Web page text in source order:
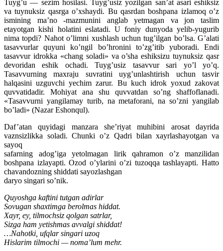
Tuyg’u — sezim hosilasi. Tuyg’usiz yozilgan san’at asari eshiksiz
va tuynuksiz qasrga o’xshaydi. Bu qasrdan boshpana izlamoq o’z
ismining ma’no -mazmunini anglab yetmagan va jon taslim
etayotgan kishi holatini eslatadi. U foniy dunyoda yelib-yugurib
nima topdi? Nahot o’limni xushlash uchun tug’ilgan bo’lsa. G’alati
tasavvurlar quyuni ko’ngil bo’hronini to’zg’itib yuboradi. Endi
tasavvur idrokka «chang soladi» va o’sha eshiksizu tuynuksiz qasr
devoridan eshik ochadi. Tuyg’usiz tasavvur sari yo’l yo’q.
Tasavvurning maxraju suvratini uyg’unlashtirish uchun tasvir
halqasini uzguvchi yechim zarur. Bu kuch idrok yoxud zakovat
quvvatidadir. Mohiyat ana shu quvvatdan so’ng shaffoflanadi.
«Tasavvurni yangilamay turib, na metaforani, na so’zni yangilab
bo’ladi» (Nazar Eshonqul).
Daf’atan quyidagi manzara she’riyat muhibini arosat dayrida
vaznsizlikka soladi. Chunki o’z Qadri bilan xayrlashayotgan va
sayoq
safarning adog’iga yetolmagan lirik qahramon o’z manzilidan
boshpana izlayapti. Ozod o’ylarini o’zi tuzoqqa tashlayapti. Hatto
chavandozning shiddati sayozlashgan
daryo singari so’nik.
Quyoshga kaftini tutgan adirlar
Sovugan shaxtimga berolmas hiddat.
Xayr, ey, tilmochsiz qolgan satrlar,
Sizga ham yetishmas avvalgi shiddat!
…Nahotki, ufqlar singari uzoq
Hislarim tilmochi — noma’lum mehr.